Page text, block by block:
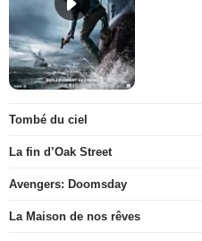
Tombé du ciel
La fin d’Oak Street
Avengers: Doomsday
La Maison de nos rêves